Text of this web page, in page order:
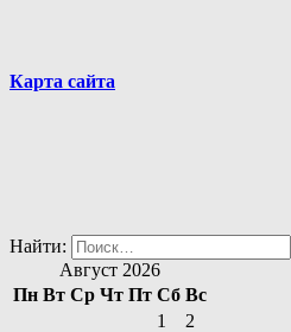
Карта сайта
Найти:
Август 2026
Пн Вт Ср Чт Пт Сб Вс
1
2